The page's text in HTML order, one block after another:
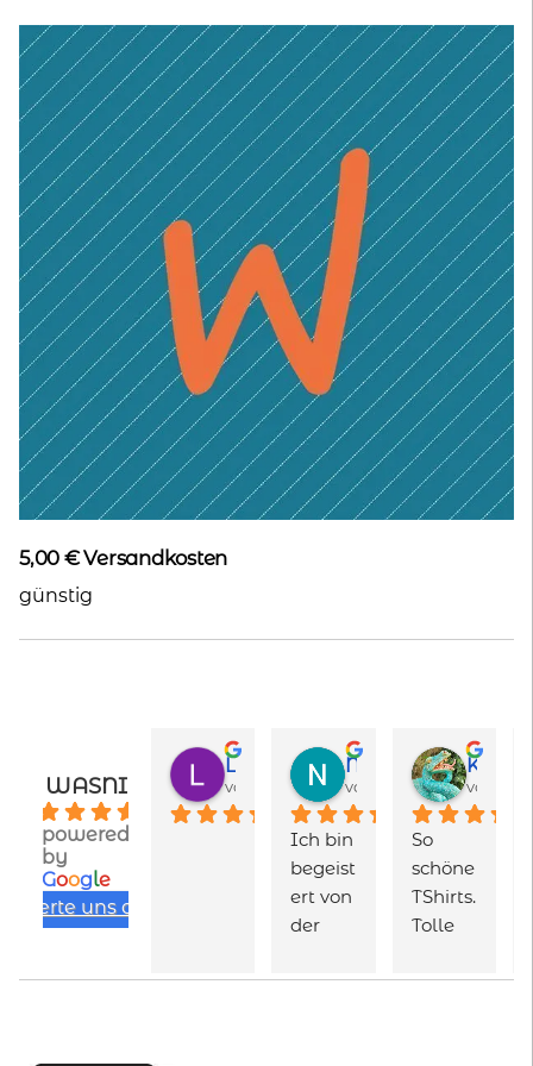
5,00 € Versandkosten
günstig
WASNI
powered
by
Google
uns auf
Lukas
vor 1 Monat vor 2 Monaten
Ich bin
begeist
ert von
der
ät und
Karen Totalmeschugge
vor 2
So
schöne
TShirts.
Tolle
, schön